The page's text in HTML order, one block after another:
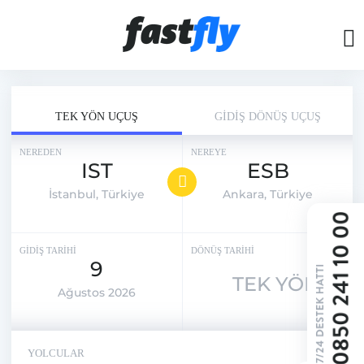
TEK YÖN UÇUŞ GİDİŞ DÖNÜŞ UÇUŞ
NEREDEN
IST
İstanbul, Türkiye
NEREYE
ESB
Ankara, Türkiye
GİDİŞ TARİHİ
9
Ağustos 2026
DÖNÜŞ TARİHİ
TEK YÖN
YOLCULAR